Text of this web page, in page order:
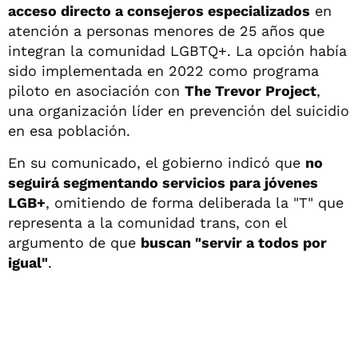
acceso directo a consejeros especializados en
atención a personas menores de 25 años que
integran la comunidad LGBTQ+. La opción había
sido implementada en 2022 como programa
piloto en asociación con The Trevor Project,
una organización líder en prevención del suicidio
en esa población.
En su comunicado, el gobierno indicó que no
seguirá segmentando servicios para jóvenes
LGB+, omitiendo de forma deliberada la "T" que
representa a la comunidad trans, con el
argumento de que buscan "servir a todos por
igual".